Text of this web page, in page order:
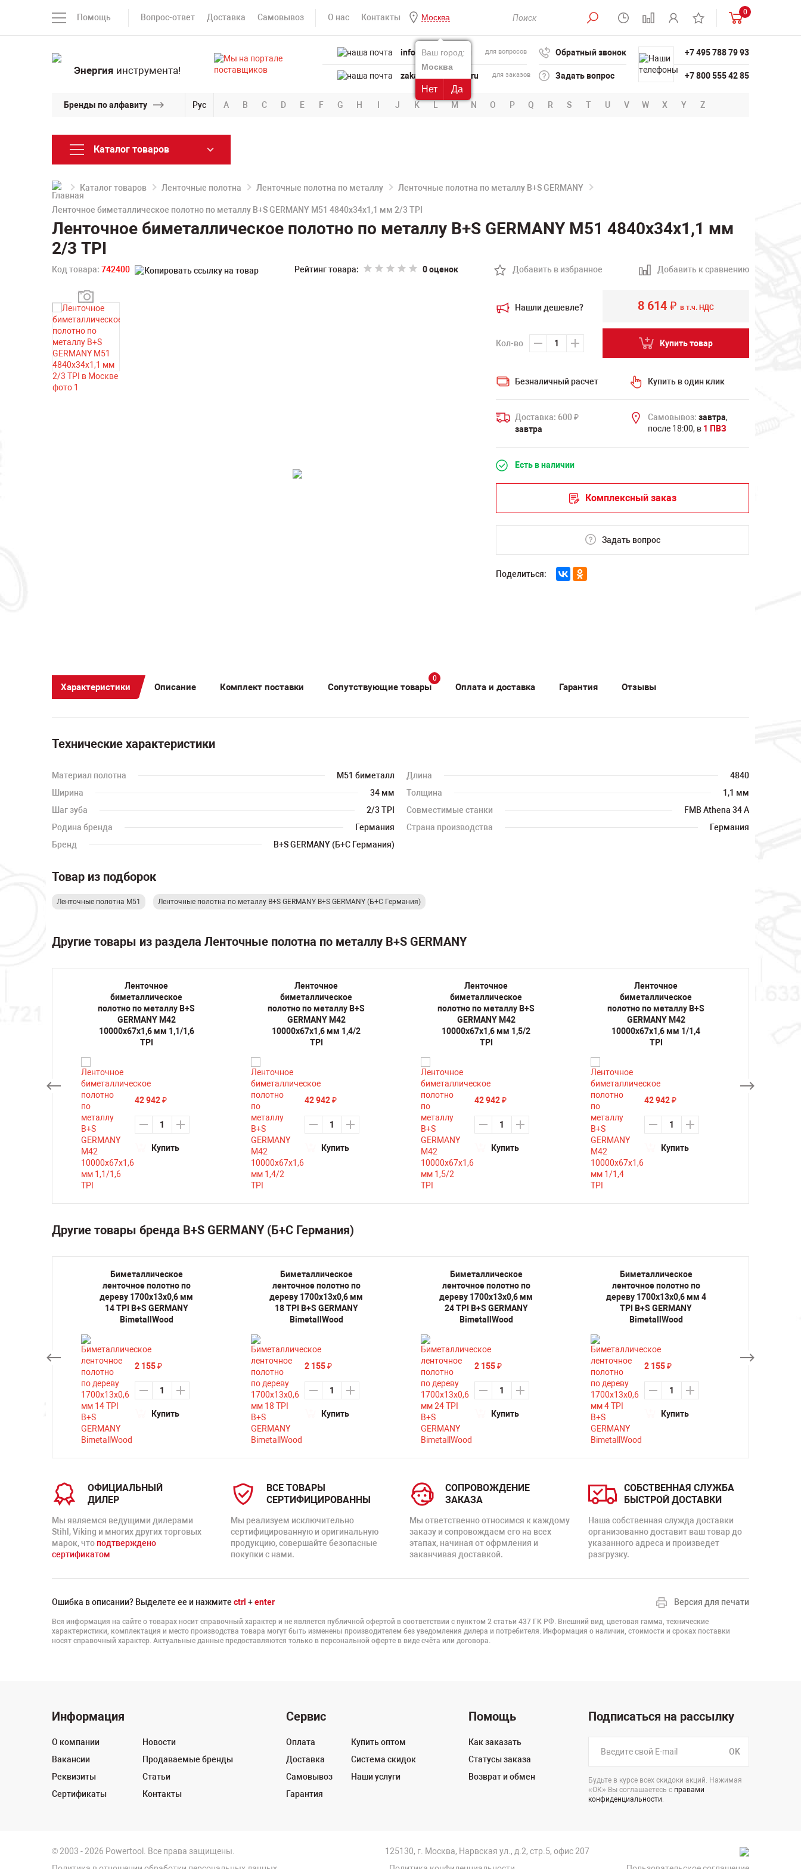
Помощь Вопрос-ответ Доставка Самовывоз О нас Контакты Москва
Ваш город:
Москва
Нет Да
0
Энергия инструмента!
info@powertool.ru для вопросов
zakaz@powertool.ru для заказов
Обратный звонок
Задать вопрос
+7 495 788 79 93
+7 800 555 42 85
Бренды по алфавиту Рус A B C D E F G H I J K L M N O P Q R S T U V W X Y Z
Каталог товаров
Каталог товаров Ленточные полотна Ленточные полотна по металлу Ленточные полотна по металлу B+S GERMANY
Ленточное биметаллическое полотно по металлу B+S GERMANY M51 4840х34х1,1 мм 2/3 TPI
Ленточное биметаллическое полотно по металлу B+S GERMANY M51 4840х34х1,1 мм
2/3 TPI
Код товара: 742400 Рейтинг товара: 0 оценок Добавить в избранное Добавить к сравнению
Нашли дешевле?
Кол-во
8 614 ₽ в т.ч. НДС
Купить товар
Безналичный расчет Купить в один клик
Доставка: 600 ₽
завтра
Самовывоз: завтра,
после 18:00, в 1 ПВЗ
Есть в наличии
Комплексный заказ
Задать вопрос
Поделиться:
Характеристики Описание Комплект поставки Сопутствующие товары
0
Оплата и доставка Гарантия Отзывы
Технические характеристики
Материал полотна M51 биметалл Длина
4840
Ширина
34 мм Толщина
1,1 мм
Шаг зуба
2/3 TPI Совместимые станки
FMB Athena 34 A
Родина бренда
Германия Страна производства
Германия
Бренд
B+S GERMANY (Б+С Германия)
Товар из подборок
Ленточные полотна M51 Ленточные полотна по металлу B+S GERMANY B+S GERMANY (Б+С Германия)
Другие товары из раздела Ленточные полотна по металлу B+S GERMANY
Ленточное
биметаллическое
полотно по металлу B+S
GERMANY M42
10000х67х1,6 мм 1,1/1,6
TPI
42 942 ₽
Купить
Ленточное
биметаллическое
полотно по металлу B+S
GERMANY M42
10000х67х1,6 мм 1,4/2
TPI
42 942 ₽
Купить
Ленточное
биметаллическое
полотно по металлу B+S
GERMANY M42
10000х67х1,6 мм 1,5/2
TPI
42 942 ₽
Купить
Ленточное
биметаллическое
полотно по металлу B+S
GERMANY M42
10000х67х1,6 мм 1/1,4
TPI
42 942 ₽
Купить
Другие товары бренда B+S GERMANY (Б+С Германия)
Биметаллическое
ленточное полотно по
дереву 1700х13х0,6 мм
14 TPI B+S GERMANY
BimetallWood
2 155 ₽
Купить
Биметаллическое
ленточное полотно по
дереву 1700х13х0,6 мм
18 TPI B+S GERMANY
BimetallWood
2 155 ₽
Купить
Биметаллическое
ленточное полотно по
дереву 1700х13х0,6 мм
24 TPI B+S GERMANY
BimetallWood
2 155 ₽
Купить
Биметаллическое
ленточное полотно по
дереву 1700х13х0,6 мм 4
TPI B+S GERMANY
BimetallWood
2 155 ₽
Купить
ОФИЦИАЛЬНЫЙ
ДИЛЕР
Мы являемся ведущими дилерами
Stihl, Viking и многих других торговых
марок, что подтверждено
сертификатом
ВСЕ ТОВАРЫ
СЕРТИФИЦИРОВАННЫ
Мы реализуем исключительно
сертифицированную и оригинальную
продукцию, совершайте безопасные
покупки с нами.
СОПРОВОЖДЕНИЕ
ЗАКАЗА
Мы ответственно относимся к каждому
заказу и сопровождаем его на всех
этапах, начиная от офрмления и
заканчивая доставкой.
СОБСТВЕННАЯ СЛУЖБА
БЫСТРОЙ ДОСТАВКИ
Наша собственная служда доставки
организованно доставит ваш товар до
указанного адреса и произведет
разгрузку.
Ошибка в описании? Выделете ее и нажмите ctrl +enter Версия для печати
Вся информация на сайте о товарах носит справочный характер и не является публичной офертой в соответствии с пунктом 2 статьи 437 ГК РФ. Внешний вид, цветовая гамма, технические
характеристики, комплектация и место производства товара могут быть изменены производителем без уведомления дилера и потребителя. Информация о наличии, стоимости и сроках поставки
носят справочный характер. Актуальные данные предоставляются только в персональной оферте в виде счёта или договора.
Информация
О компании
Вакансии
Реквизиты
Сертификаты
Новости
Продаваемые бренды
Статьи
Контакты
Сервис
Оплата
Доставка
Самовывоз
Гарантия
Купить оптом
Система скидок
Наши услуги
Помощь
Как заказать
Статусы заказа
Возврат и обмен
Подписаться на рассылку
OK
Будьте в курсе всех скидоки акций. Нажимая
«ОК» Вы соглашаетесь с правами
конфиденциальности.
© 2003 - 2026 Powertool. Все права защищены.
125130, г. Москва, Нарвская ул., д.2, стр.5, офис 207